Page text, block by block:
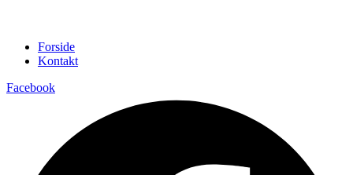
Forside
Kontakt
Facebook